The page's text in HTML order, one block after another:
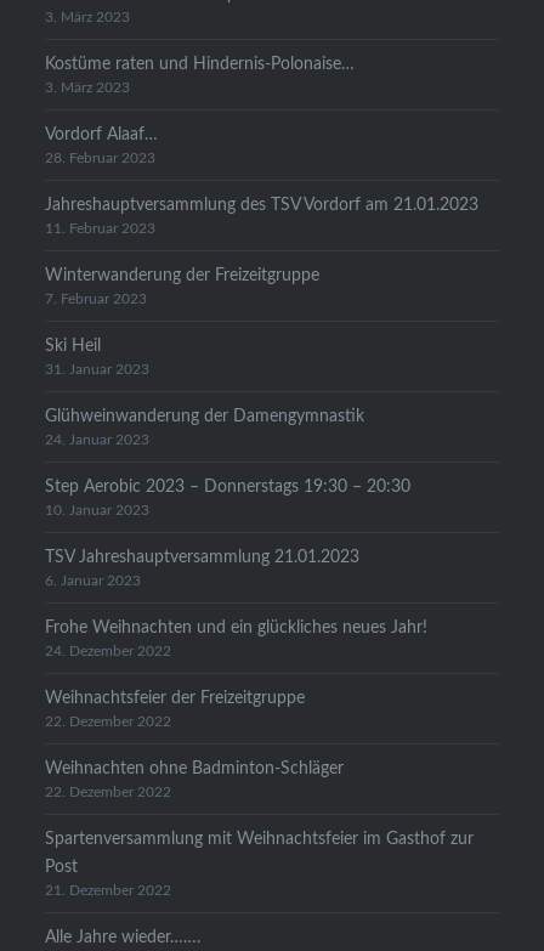
3. März 2023
Kostüme raten und Hindernis-Polonaise…
3. März 2023
Vordorf Alaaf…
28. Februar 2023
Jahreshauptversammlung des TSV Vordorf am 21.01.2023
11. Februar 2023
Winterwanderung der Freizeitgruppe
7. Februar 2023
Ski Heil
31. Januar 2023
Glühweinwanderung der Damengymnastik
24. Januar 2023
Step Aerobic 2023 – Donnerstags 19:30 – 20:30
10. Januar 2023
TSV Jahreshauptversammlung 21.01.2023
6. Januar 2023
Frohe Weihnachten und ein glückliches neues Jahr!
24. Dezember 2022
Weihnachtsfeier der Freizeitgruppe
22. Dezember 2022
Weihnachten ohne Badminton-Schläger
22. Dezember 2022
Spartenversammlung mit Weihnachtsfeier im Gasthof zur
Post
21. Dezember 2022
Alle Jahre wieder…….